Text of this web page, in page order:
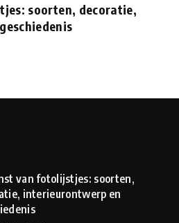
soorten, decoratie,
van fotolijstjes: soorten,
interieurontwerp en